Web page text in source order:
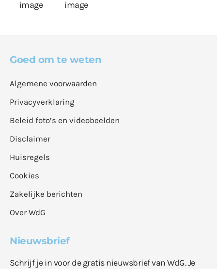
Goed om te weten
Algemene voorwaarden
Privacyverklaring
Beleid foto’s en videobeelden
Disclaimer
Huisregels
Cookies
Zakelijke berichten
Over WdG
Nieuwsbrief
Schrijf je in voor de gratis nieuwsbrief van WdG. Je